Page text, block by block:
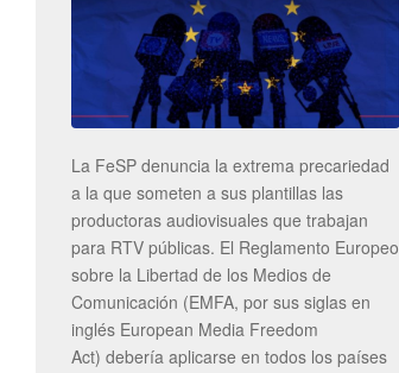
La FeSP denuncia la extrema precariedad
a la que someten a sus plantillas las
productoras audiovisuales que trabajan
para RTV públicas. El Reglamento Europeo
sobre la Libertad de los Medios de
Comunicación (EMFA, por sus siglas en
inglés European Media Freedom
Act) debería aplicarse en todos los países